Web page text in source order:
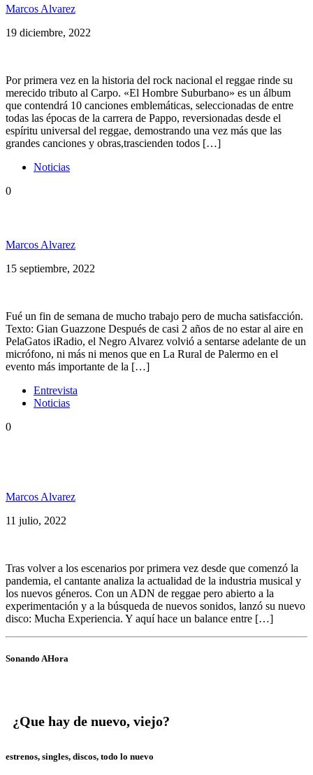
Marcos Alvarez
19 diciembre, 2022
Por primera vez en la historia del rock nacional el reggae rinde su
merecido tributo al Carpo. «El Hombre Suburbano» es un álbum
que contendrá 10 canciones emblemáticas, seleccionadas de entre
todas las épocas de la carrera de Pappo, reversionadas desde el
espíritu universal del reggae, demostrando una vez más que las
grandes canciones y obras,trascienden todos […]
Noticias
0
Marcos Alvarez
15 septiembre, 2022
Fué un fin de semana de mucho trabajo pero de mucha satisfacción.
Texto: Gian Guazzone Después de casi 2 años de no estar al aire en
PelaGatos iRadio, el Negro Alvarez volvió a sentarse adelante de un
micrófono, ni más ni menos que en La Rural de Palermo en el
evento más importante de la […]
Entrevista
Noticias
0
Marcos Alvarez
11 julio, 2022
Tras volver a los escenarios por primera vez desde que comenzó la
pandemia, el cantante analiza la actualidad de la industria musical y
los nuevos géneros. Con un ADN de reggae pero abierto a la
experimentación y a la búsqueda de nuevos sonidos, lanzó su nuevo
disco: Mucha Experiencia. Y aquí hace un balance entre […]
Sonando AHora
¿Que hay de nuevo, viejo?
estrenos, singles, discos, todo lo nuevo